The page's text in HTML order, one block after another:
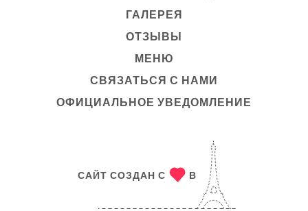
ГАЛЕРЕЯ
ОТЗЫВЫ
МЕНЮ
СВЯЗАТЬСЯ С НАМИ
ОФИЦИАЛЬНОЕ УВЕДОМЛЕНИЕ
САЙТ СОЗДАН С В